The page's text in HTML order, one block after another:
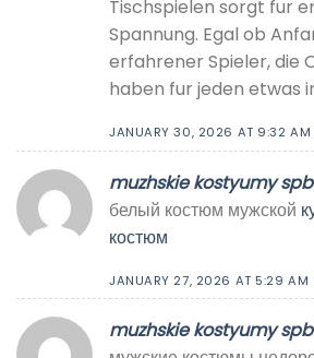
Tischspielen sorgt fur
Spannung. Egal ob
erfahrener Spieler, die
haben fur jeden etwas
JANUARY 30, 2026 AT 9:32 AM
muzhskie kostyumy
белый костюм мужской
костюм
JANUARY 27, 2026 AT 5:29 AM
muzhskie kostyumy